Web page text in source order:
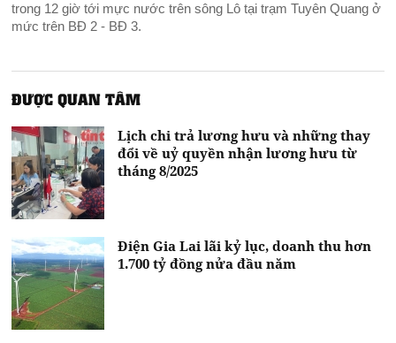
trong 12 giờ tới mực nước trên sông Lô tại trạm Tuyên Quang ở
mức trên BĐ 2 - BĐ 3.
ĐƯỢC QUAN TÂM
Lịch chi trả lương hưu và những thay
đổi về uỷ quyền nhận lương hưu từ
tháng 8/2025
Điện Gia Lai lãi kỷ lục, doanh thu hơn
1.700 tỷ đồng nửa đầu năm